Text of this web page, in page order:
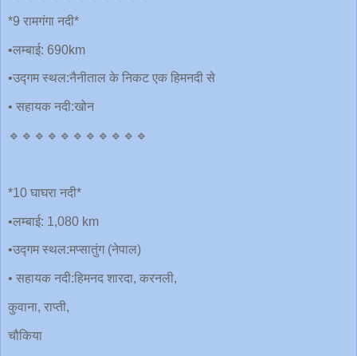
*9 रामगंगा नदी*
•लम्बाई: 690km
•उद्गम स्थल:नैनीताल के निकट एक हिमनदी से
• सहायक नदी:खोन
🔹🔹🔹🔹🔹🔹🔹🔹🔹🔹🔹
*10 घाघरा नदी*
•लम्बाई: 1,080 km
•उद्गम स्थल:मप्सातुंग (नेपाल)
• सहायक नदी:हिमनद शारदा, करनली,
कुवाना, राप्ती,
चौकिया